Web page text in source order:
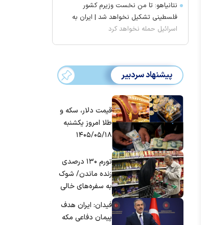
نتانیاهو: تا من نخست وزیرم کشور
فلسطینی تشکیل نخواهد شد | ایران به
اسرائیل حمله نخواهد کرد
پیشنهاد سردبیر
قیمت دلار، سکه و
طلا امروز یکشنبه
۱۴۰۵/۰۵/۱۸
تورم ۱۳۰ درصدی
زنده ماندن/ شوک
به سفره‌های خالی
فیدان: ایران هدف
پیمان دفاعی مکه